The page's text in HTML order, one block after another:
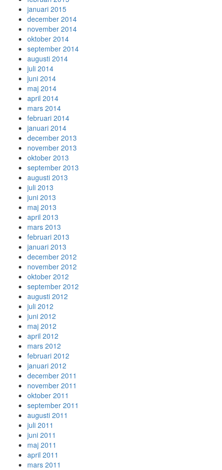
januari 2015
december 2014
november 2014
oktober 2014
september 2014
augusti 2014
juli 2014
juni 2014
maj 2014
april 2014
mars 2014
februari 2014
januari 2014
december 2013
november 2013
oktober 2013
september 2013
augusti 2013
juli 2013
juni 2013
maj 2013
april 2013
mars 2013
februari 2013
januari 2013
december 2012
november 2012
oktober 2012
september 2012
augusti 2012
juli 2012
juni 2012
maj 2012
april 2012
mars 2012
februari 2012
januari 2012
december 2011
november 2011
oktober 2011
september 2011
augusti 2011
juli 2011
juni 2011
maj 2011
april 2011
mars 2011